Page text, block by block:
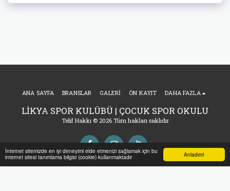
Anladım!
İnternet sitemizde en iyi deneyimi elde etmenizi sağlamak için bu
internet sitesi tanımlama bilgisi (cookie) kullanmaktadır
LİKYA SPOR KULÜBÜ | ÇOCUK SPOR OKULU
Telif Hakkı © 2026 Tüm hakları saklıdır
ANA SAYFA BRANSLAR GALERI ÖN KAYIT DAHA FAZLA